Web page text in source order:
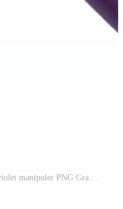
une bleu grossissant verre avec une violet manipuler PNG Gratuit